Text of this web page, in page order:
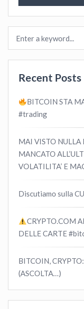
Recent Posts
BITCOIN STA
#trading
MAI VISTO NULLA
MANCATO
VOLATILITA’ E
Discutiamo sulla
CRYPTO.COM
DELLE CARTE
BITCOIN,
(ASCOLTA…)